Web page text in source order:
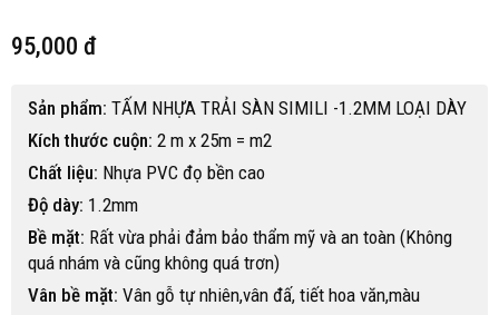
95,000 đ
Sản phẩm: TẤM NHỰA TRẢI SÀN SIMILI -1.2MM LOẠI DÀY
Kích thước cuộn: 2 m x 25m = m2
Chất liệu: Nhựa PVC đọ bền cao
Độ dày: 1.2mm
Bề mặt: Rất vừa phải đảm bảo thẩm mỹ và an toàn (Không
quá nhám và cũng không quá trơn)
Vân bề mặt: Vân gỗ tự nhiên,vân đấ, tiết hoa văn,màu